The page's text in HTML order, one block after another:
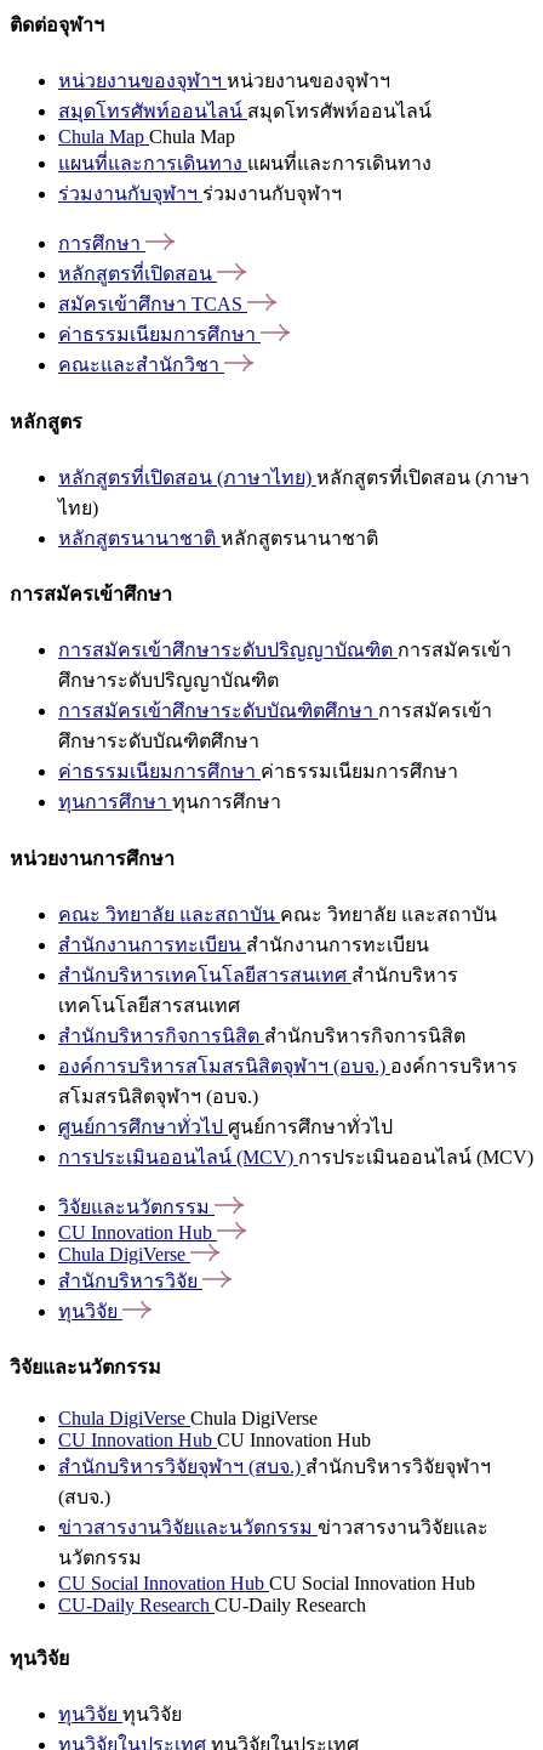
ติดต่อจุฬาฯ
หน่วยงานของจุฬาฯ หน่วยงานของจุฬาฯ
สมุดโทรศัพท์ออนไลน์ สมุดโทรศัพท์ออนไลน์
Chula Map Chula Map
แผนที่และการเดินทาง แผนที่และการเดินทาง
ร่วมงานกับจุฬาฯ ร่วมงานกับจุฬาฯ
การศึกษา
หลักสูตรที่เปิดสอน
สมัครเข้าศึกษา TCAS
ค่าธรรมเนียมการศึกษา
คณะและสำนักวิชา
หลักสูตร
หลักสูตรที่เปิดสอน (ภาษาไทย) หลักสูตรที่เปิดสอน (ภาษา
ไทย)
หลักสูตรนานาชาติ หลักสูตรนานาชาติ
การสมัครเข้าศึกษา
การสมัครเข้าศึกษาระดับปริญญาบัณฑิต การสมัครเข้า
ศึกษาระดับปริญญาบัณฑิต
การสมัครเข้าศึกษาระดับบัณฑิตศึกษา การสมัครเข้า
ศึกษาระดับบัณฑิตศึกษา
ค่าธรรมเนียมการศึกษา ค่าธรรมเนียมการศึกษา
ทุนการศึกษา ทุนการศึกษา
หน่วยงานการศึกษา
คณะ วิทยาลัย และสถาบัน คณะ วิทยาลัย และสถาบัน
สำนักงานการทะเบียน สำนักงานการทะเบียน
สำนักบริหารเทคโนโลยีสารสนเทศ สำนักบริหาร
เทคโนโลยีสารสนเทศ
สำนักบริหารกิจการนิสิต สำนักบริหารกิจการนิสิต
องค์การบริหารสโมสรนิสิตจุฬาฯ (อบจ.) องค์การบริหาร
สโมสรนิสิตจุฬาฯ (อบจ.)
ศูนย์การศึกษาทั่วไป ศูนย์การศึกษาทั่วไป
การประเมินออนไลน์ (MCV) การประเมินออนไลน์ (MCV)
วิจัยและนวัตกรรม
CU Innovation Hub
Chula DigiVerse
สำนักบริหารวิจัย
ทุนวิจัย
วิจัยและนวัตกรรม
Chula DigiVerse Chula DigiVerse
CU Innovation Hub CU Innovation Hub
สำนักบริหารวิจัยจุฬาฯ (สบจ.) สำนักบริหารวิจัยจุฬาฯ
(สบจ.)
ข่าวสารงานวิจัยและนวัตกรรม ข่าวสารงานวิจัยและ
นวัตกรรม
CU Social Innovation Hub CU Social Innovation Hub
CU-Daily Research CU-Daily Research
ทุนวิจัย
ทุนวิจัย ทุนวิจัย
ทุนวิจัยในประเทศ ทุนวิจัยในประเทศ